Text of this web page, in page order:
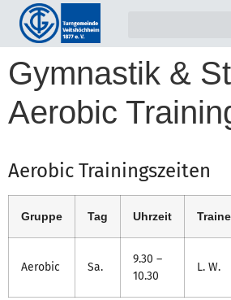
Gymnastik &
Aerobic
Aerobic Trainingszeiten
Gruppe Tag Uhrzeit
Aerobic Sa.
9.30 –
10.30
L. W.